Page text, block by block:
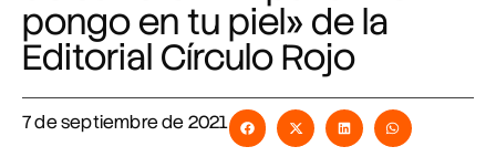
pongo en tu piel» de la
Editorial Círculo Rojo
7 de septiembre de 2021